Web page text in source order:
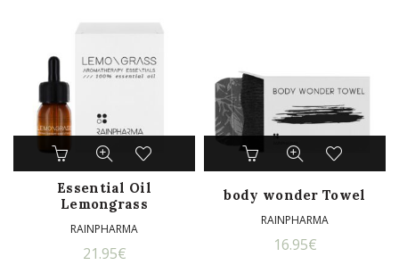
Essential Oil
Lemongrass
RAINPHARMA
21.95€
body wonder Towel
RAINPHARMA
16.95€